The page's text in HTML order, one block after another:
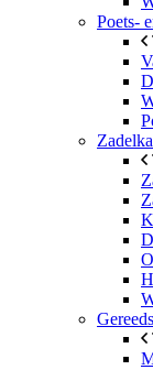
Poets-